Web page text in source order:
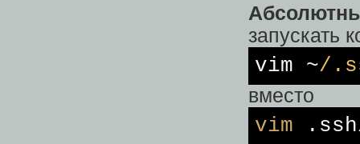
запускать
vim ~/
вместо
vim